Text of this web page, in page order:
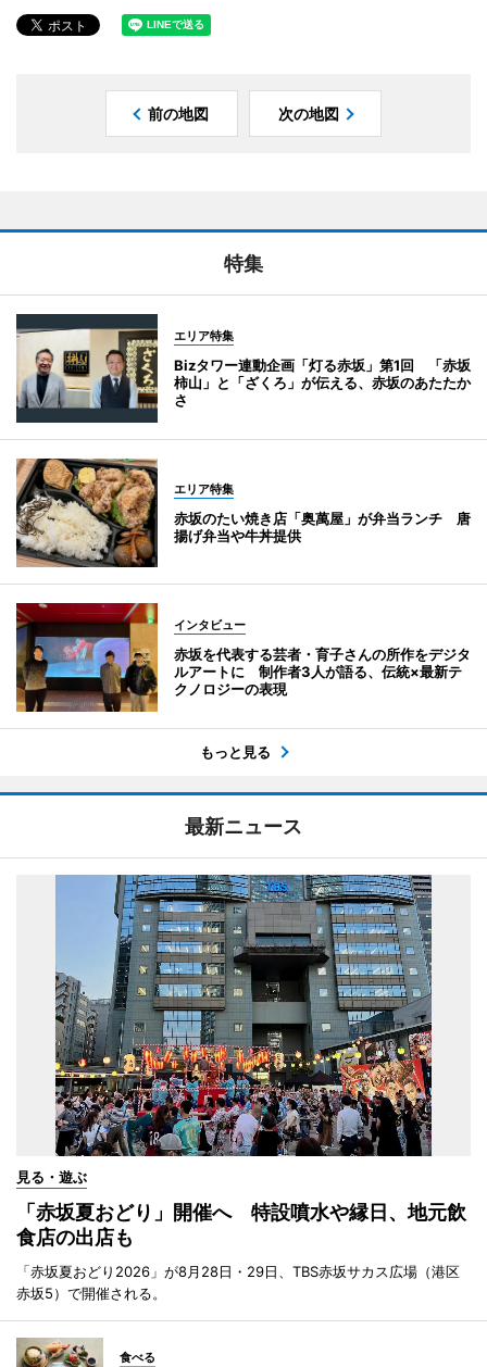
前の地図 次の地図
特集
エリア特集
Bizタワー連動企画「灯る赤坂」第1回 「赤坂
柿山」と「ざくろ」が伝える、赤坂のあたたか
さ
エリア特集
赤坂のたい焼き店「奥萬屋」が弁当ランチ 唐
揚げ弁当や牛丼提供
インタビュー
赤坂を代表する芸者・育子さんの所作をデジタ
ルアートに 制作者3人が語る、伝統×最新テ
クノロジーの表現
もっと見る
最新ニュース
見る・遊ぶ
「赤坂夏おどり」開催へ 特設噴水や縁日、地元飲
食店の出店も
「赤坂夏おどり2026」が8月28日・29日、TBS赤坂サカス広場（港区
赤坂5）で開催される。
食べる